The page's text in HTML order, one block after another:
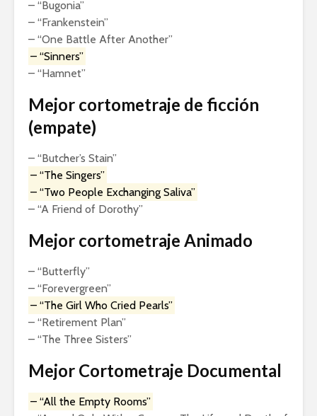
– “Bugonia”
– “Frankenstein”
– “One Battle After Another”
– “Sinners”
– “Hamnet”
Mejor cortometraje de ficción
(empate)
– “Butcher’s Stain”
– “The Singers”
– “Two People Exchanging Saliva”
– “A Friend of Dorothy”
Mejor cortometraje Animado
– “Butterfly”
– “Forevergreen”
– “The Girl Who Cried Pearls”
– “Retirement Plan”
– “The Three Sisters”
Mejor Cortometraje Documental
– “All the Empty Rooms”